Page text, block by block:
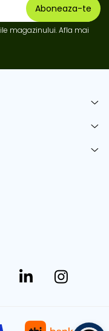
magazinului. Afla mai